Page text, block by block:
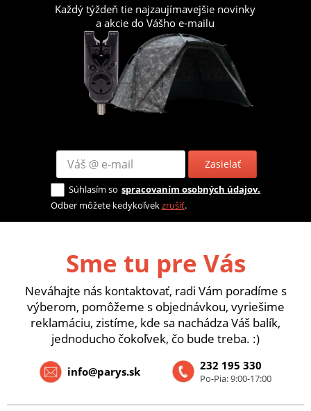
Každý týždeň tie najzaujímavejšie novinky
a akcie do Vášho e-mailu
Zasielať
Súhlasím so spracovaním osobných údajov.
Odber môžete kedykoľvekzrušiť.
Sme tu pre Vás
Neváhajte nás kontaktovať, radi Vám poradíme s
výberom, pomôžeme s objednávkou, vyriešime
reklamáciu, zistíme, kde sa nachádza Váš balík,
jednoducho čokoľvek, čo bude treba. :)
232 195 330
Po-Pia: 9:00-17:00
info@parys.sk